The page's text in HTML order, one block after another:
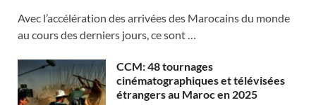
Avec l’accélération des arrivées des Marocains du monde
au cours des derniers jours, ce sont …
CCM: 48 tournages
cinématographiques et télévisées
étrangers au Maroc en 2025